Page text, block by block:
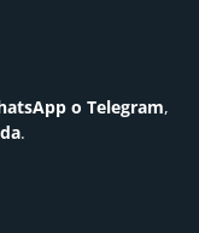
o Telegram,
.